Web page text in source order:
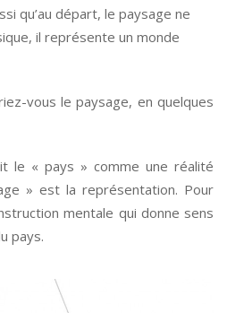
qu’au départ, le paysage ne
il représente un monde
vous le paysage, en quelques
le « pays » comme une réalité
» est la représentation. Pour
mentale qui donne sens
pays.